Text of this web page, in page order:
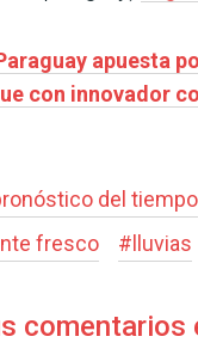
apuesta
con innovador
del tiempo
fresco # lluvias
comentarios